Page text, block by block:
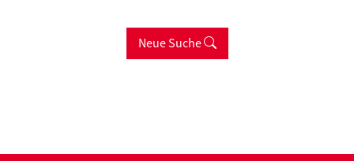
Neue Suche